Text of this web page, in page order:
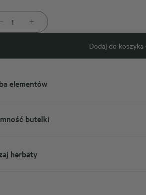
Dodaj do koszyka
elementów
butelki
herbaty